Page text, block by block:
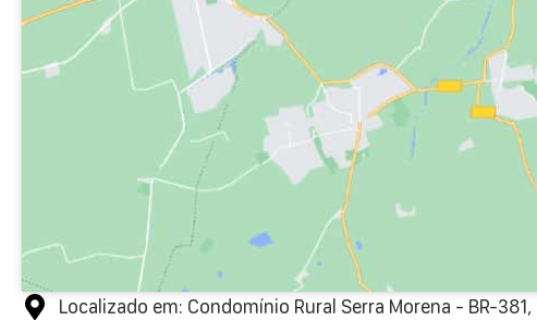
Localizado em: Condomínio Rural Serra Morena - BR-